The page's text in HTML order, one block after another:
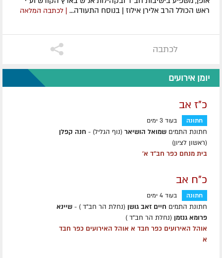
ראש הכולל הרב אלירן אילוז | בנוסח התעודה... | לכתבה המלאה
לכתבה
יומן אירועים
כ"ז אב
חתונה בעוד 3 ימים
חתונת התמים שמואל הושיאר (נוף הגליל) - חנה קפלן
(ראשון לציון)
בית מנחם כפר חב"ד א'
כ"ח אב
חתונה בעוד 4 ימים
חתונת התמים חיים זאב גושן (נחלת הר חב"ד ) - שיינא
פרומא גנזמן (נחלת הר חב"ד )
אוהל האירועים כפר חבד א אוהל האירועים כפר חבד
א